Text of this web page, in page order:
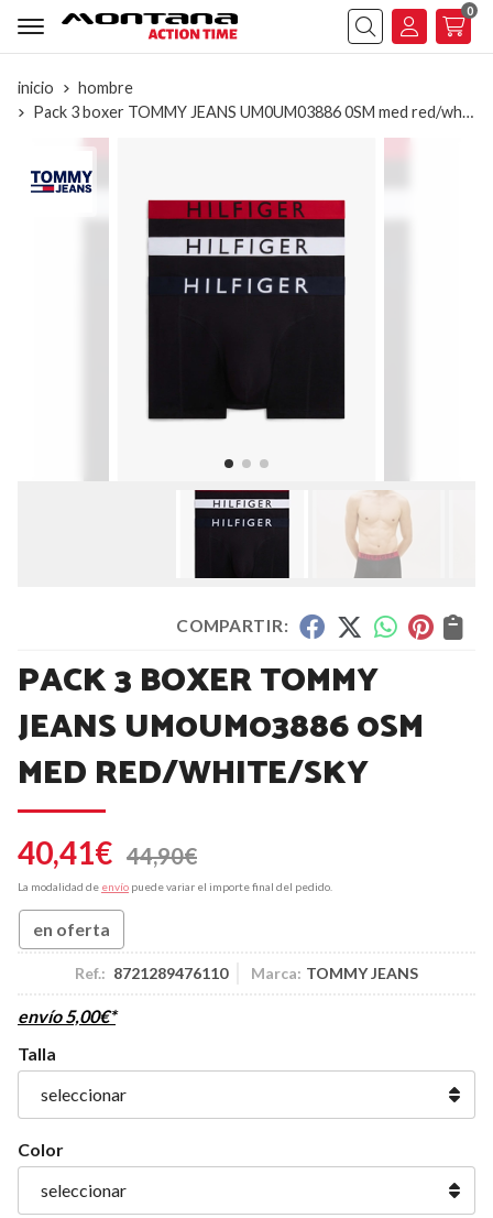
Buscar
0
inicio
hombre
Pack 3 boxer TOMMY JEANS UM0UM03886 0SM med red/white/sky
COMPARTIR:
PACK 3 BOXER TOMMY
JEANS UM0UM03886 0SM
MED RED/WHITE/SKY
40,41€ 44,90€
La modalidad de envío puede variar el importe final del pedido.
en oferta
Ref.: 8721289476110 Marca: TOMMY JEANS
envío 5,00€*
Talla
Color